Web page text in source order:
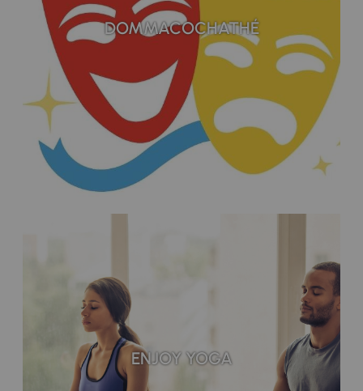
DOMMACOCHATHÉ
ENJOY YOGA